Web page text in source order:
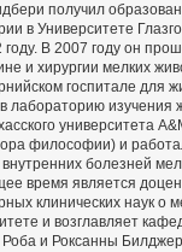
получил
в Университете
году. В 2007 году он
и хирургии мелких
госпитале для
лабораторию изучения
университета
философии) и
внутренних болезней
время является
клинических наук о
и возглавляет
и Роксанны